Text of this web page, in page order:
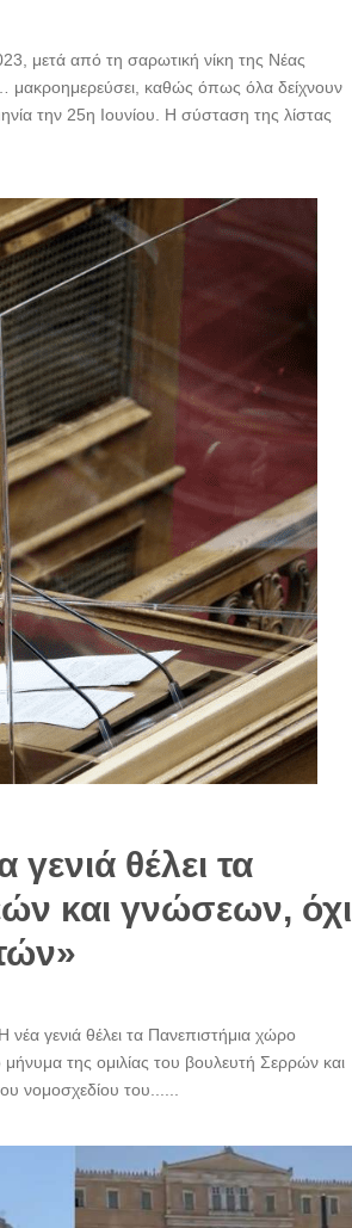
μετά από τη σαρωτική νίκη της Νέας
μακροημερεύσει, καθώς όπως όλα δείχνουν
την 25η Ιουνίου. Η σύσταση της λίστας
θέλει τα
και γνώσεων, όχι
γενιά θέλει τα Πανεπιστήμια χώρο
της ομιλίας του βουλευτή Σερρών και
νομοσχεδίου του......